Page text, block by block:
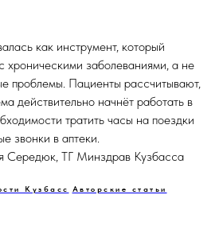
как инструмент, который
хроническими заболеваниями, а не
проблемы. Пациенты рассчитывают,
действительно начнёт работать в
тратить часы на поездки
звонки в аптеки.
Середюк, ТГ Минздрав Кузбасса
Кузбасс Авторские статьи